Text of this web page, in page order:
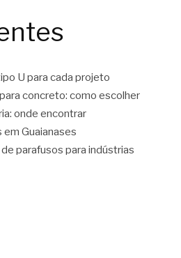
U para cada projeto
concreto: como escolher
onde encontrar
Guaianases
parafusos para indústrias